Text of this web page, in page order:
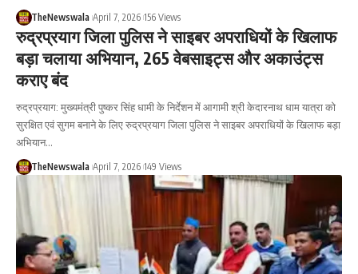
TheNewswala April 7, 2026 156 Views
रुद्रप्रयाग जिला पुलिस ने साइबर अपराधियों के खिलाफ
बड़ा चलाया अभियान, 265 वेबसाइट्स और अकाउंट्स
कराए बंद
रुद्रप्रयाग: मुख्यमंत्री पुष्कर सिंह धामी के निर्देशन में आगामी श्री केदारनाथ धाम यात्रा को
सुरक्षित एवं सुगम बनाने के लिए रुद्रप्रयाग जिला पुलिस ने साइबर अपराधियों के खिलाफ बड़ा
अभियान…
TheNewswala April 7, 2026 149 Views